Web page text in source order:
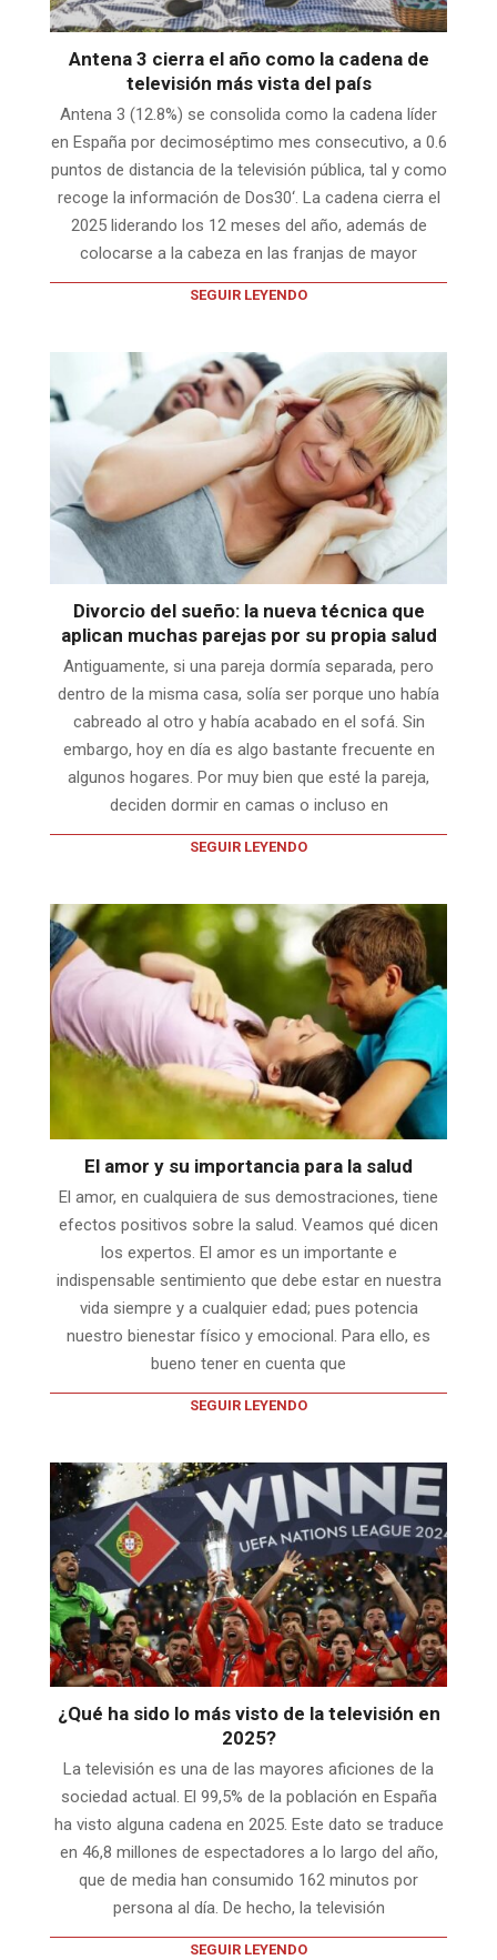
Antena 3 cierra el año como la cadena de
televisión más vista del país
Antena 3 (12.8%) se consolida como la cadena líder
en España por decimoséptimo mes consecutivo, a 0.6
puntos de distancia de la televisión pública, tal y como
recoge la información de Dos30‘. La cadena cierra el
2025 liderando los 12 meses del año, además de
colocarse a la cabeza en las franjas de mayor
SEGUIR LEYENDO
Divorcio del sueño: la nueva técnica que
aplican muchas parejas por su propia salud
Antiguamente, si una pareja dormía separada, pero
dentro de la misma casa, solía ser porque uno había
cabreado al otro y había acabado en el sofá. Sin
embargo, hoy en día es algo bastante frecuente en
algunos hogares. Por muy bien que esté la pareja,
deciden dormir en camas o incluso en
SEGUIR LEYENDO
El amor y su importancia para la salud
El amor, en cualquiera de sus demostraciones, tiene
efectos positivos sobre la salud. Veamos qué dicen
los expertos. El amor es un importante e
indispensable sentimiento que debe estar en nuestra
vida siempre y a cualquier edad; pues potencia
nuestro bienestar físico y emocional. Para ello, es
bueno tener en cuenta que
SEGUIR LEYENDO
¿Qué ha sido lo más visto de la televisión en
2025?
La televisión es una de las mayores aficiones de la
sociedad actual. El 99,5% de la población en España
ha visto alguna cadena en 2025. Este dato se traduce
en 46,8 millones de espectadores a lo largo del año,
que de media han consumido 162 minutos por
persona al día. De hecho, la televisión
SEGUIR LEYENDO